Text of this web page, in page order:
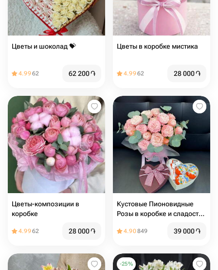
Цветы и шоколад 💝
4.9962 62 200֏
Цветы в коробке мистика
4.9962 28 000֏
Цветы-композиции в
коробке
4.9962 28 000֏
Кустовые Пионовидные
Розы в коробке и сладости
4.90849 39 000֏
-25%